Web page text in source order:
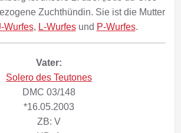
Zuchthündin. Sie ist die Mutter
Wurfes, L-Wurfesund P-Wurfes.
Vater:
Solero des Teutones
DMC 03/148
*16.05.2003
ZB: V